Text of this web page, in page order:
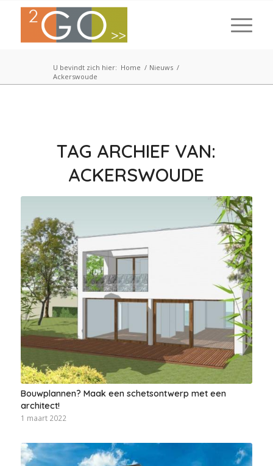
U bevindt zich hier: Home / Nieuws /
Ackerswoude
TAG ARCHIEF VAN:
ACKERSWOUDE
Bouwplannen? Maak een schetsontwerp met een
architect!
1 maart 2022